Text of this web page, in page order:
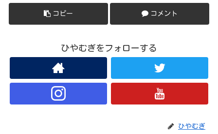
コピー コメント
ひやむぎをフォローする
ひやむぎ